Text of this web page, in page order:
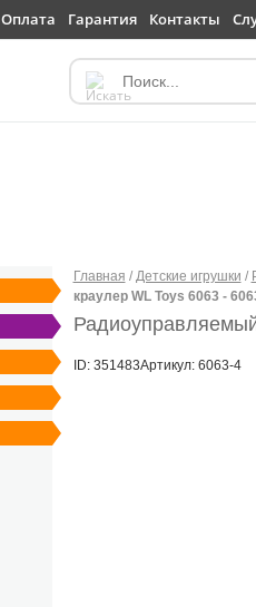
Оплата Гарантия Контакты
Главная / Детские игрушки /
краулер WL Toys 6063 -
ID: 351483Артикул: 6063-4